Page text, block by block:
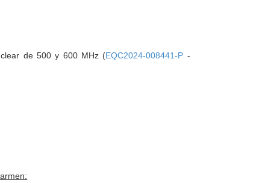
de 500 y 600 MHz (EQC2024-008441-P -